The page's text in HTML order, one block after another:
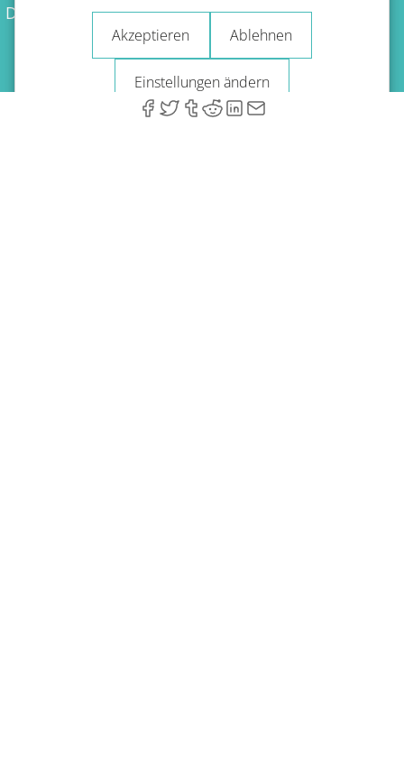
Datenschutzbestimmungen Erstattungsrichtlinie
Impressum Blog
© 2026 A-Type Technologies GmbH. Alle Rechte vorbehalten.
Akzeptieren Ablehnen
Einstellungen ändern